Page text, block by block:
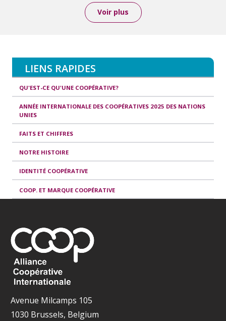
Voir plus
LIENS RAPIDES
QU'EST-CE QU'UNE COOPÉRATIVE?
ANNÉE INTERNATIONALE DES COOPÉRATIVES 2025 DES NATIONS
UNIES
FAITS ET CHIFFRES
NOTRE HISTOIRE
IDENTITÉ COOPÉRATIVE
COOP. ET MARQUE COOPÉRATIVE
Avenue Milcamps 105
1030 Brussels, Belgium